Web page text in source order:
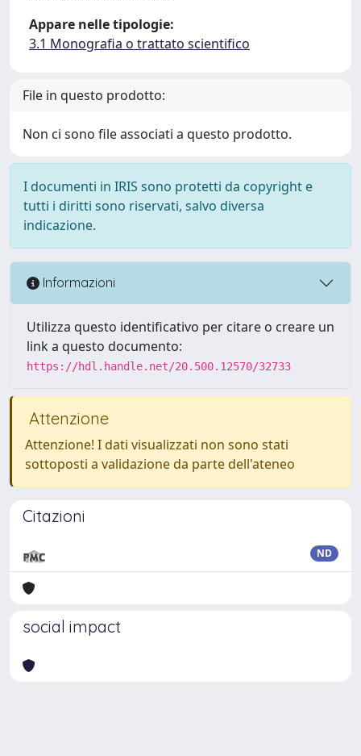
Appare nelle tipologie:
3.1 Monografia o trattato scientifico
File in questo prodotto:
Non ci sono file associati a questo prodotto.
I documenti in IRIS sono protetti da copyright e
tutti i diritti sono riservati, salvo diversa
indicazione.
Informazioni
Utilizza questo identificativo per citare o creare un
link a questo documento:
https://hdl.handle.net/20.500.12570/32733
Attenzione
Attenzione! I dati visualizzati non sono stati
sottoposti a validazione da parte dell'ateneo
Citazioni
ND
social impact